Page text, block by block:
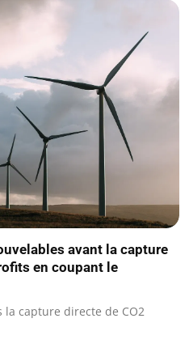
avant la capture
en coupant le
la capture directe de CO2